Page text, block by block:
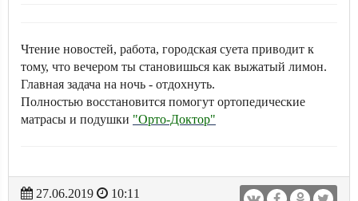
Чтение новостей, работа, городская суета приводит к
тому, что вечером ты становишься как выжатый лимон.
Главная задача на ночь - отдохнуть.
Полностью восстановится помогут ортопедические
матрасы и подушки "Орто-Доктор"
27.06.2019
10:11